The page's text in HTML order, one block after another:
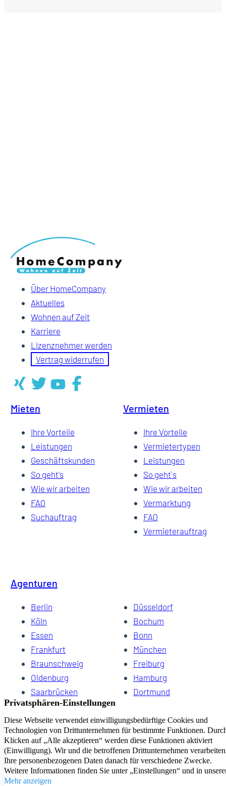
Über HomeCompany
Aktuelles
Wohnen auf Zeit
Karriere
Lizenznehmer werden
Vertrag widerrufen
Mieten
Ihre Vorteile
Leistungen
Geschäftskunden
So geht's
Wie wir arbeiten
FAQ
Suchauftrag
Vermieten
Ihre Vorteile
Vermietertypen
Leistungen
So geht`s
Wie wir arbeiten
Vermarktung
FAQ
Vermieterauftrag
Agenturen
Berlin
Düsseldorf
Köln
Bochum
Essen
Bonn
Frankfurt
München
Braunschweig
Freiburg
Oldenburg
Hamburg
Saarbrücken
Dortmund
Hannover
Dresden
Kiel
Wuppertal
Bremen